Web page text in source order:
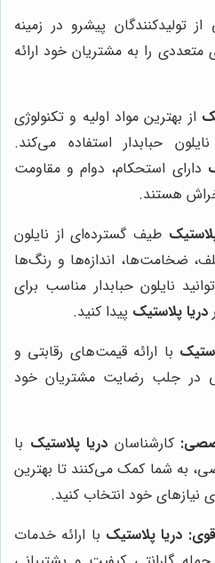
تولیدکنندگان پیشرو در زمینه
متعددی را به مشتریان خود ارائه
از بهترین مواد اولیه و تکنولوژی
حبابدار استفاده می‌کند.
دارای استحکام، دوام و مقاومت
خراش هستند.
طیف گسترده‌ای از نایلون
ضخامت‌ها، اندازه‌ها و رنگ‌ها
نایلون حبابدار مناسب برای
دریا پلاستیک پیدا کنید.
با ارائه قیمت‌های رقابتی و
در جلب رضایت مشتریان خود
کارشناسان دریا پلاستیک با
به شما کمک می‌کنند تا بهترین
نیازهای خود انتخاب کنید.
دریا پلاستیک با ارائه خدمات